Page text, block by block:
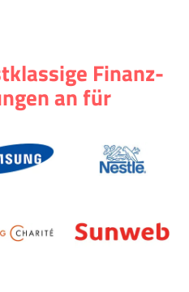
Finanz-
an für